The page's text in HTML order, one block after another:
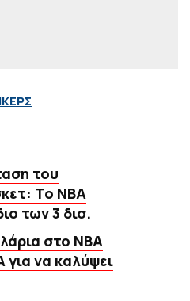
του
Το NBA
των 3 δισ.
στο ΝΒΑ
να καλύψει